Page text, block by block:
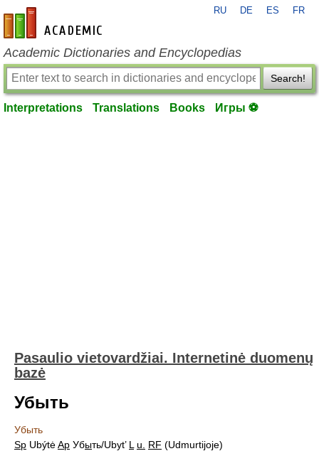
en-academic.com
RU DE ES FR
Academic Dictionaries and Encyclopedias
Search!
Interpretations Translations Books Игры ⚽
Pasaulio vietovardžiai. Internetinė duomenų
bazė
Убыть
Убыть
Sp UbýtėAp Убыть/Ubyt’ L u. RF (Udmurtijoje)